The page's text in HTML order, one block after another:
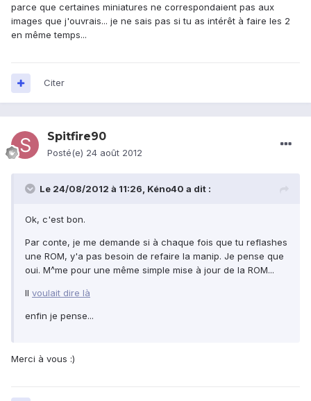
parce que certaines miniatures ne correspondaient pas aux
images que j'ouvrais... je ne sais pas si tu as intérêt à faire les 2
en même temps...
Citer
Spitfire90
Posté(e) 24 août 2012
Le 24/08/2012 à 11:26, Kéno40 a dit :
Ok, c'est bon.
Par conte, je me demande si à chaque fois que tu reflashes
une ROM, y'a pas besoin de refaire la manip. Je pense que
oui. M^me pour une même simple mise à jour de la ROM...
Il voulait dire là
enfin je pense...
Merci à vous :)